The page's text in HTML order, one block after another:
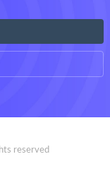
reserved